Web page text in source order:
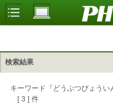
検索結果
キーワード『どうぶつびょうい
[ 3 ] 件